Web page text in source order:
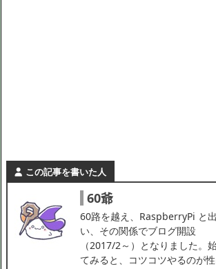
この記事を書いた人
60爺
60路を越え、RaspberryPi と
い、その関係でブログ開設
（2017/2～）となりました。
てみると、コツコツやるのが